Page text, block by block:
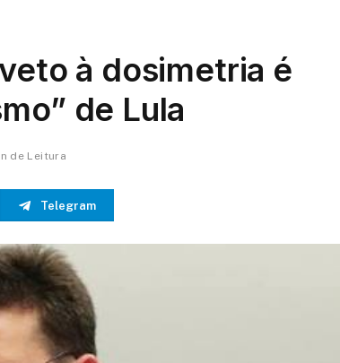
à dosimetria é
de Lula
de Leitura
Telegram